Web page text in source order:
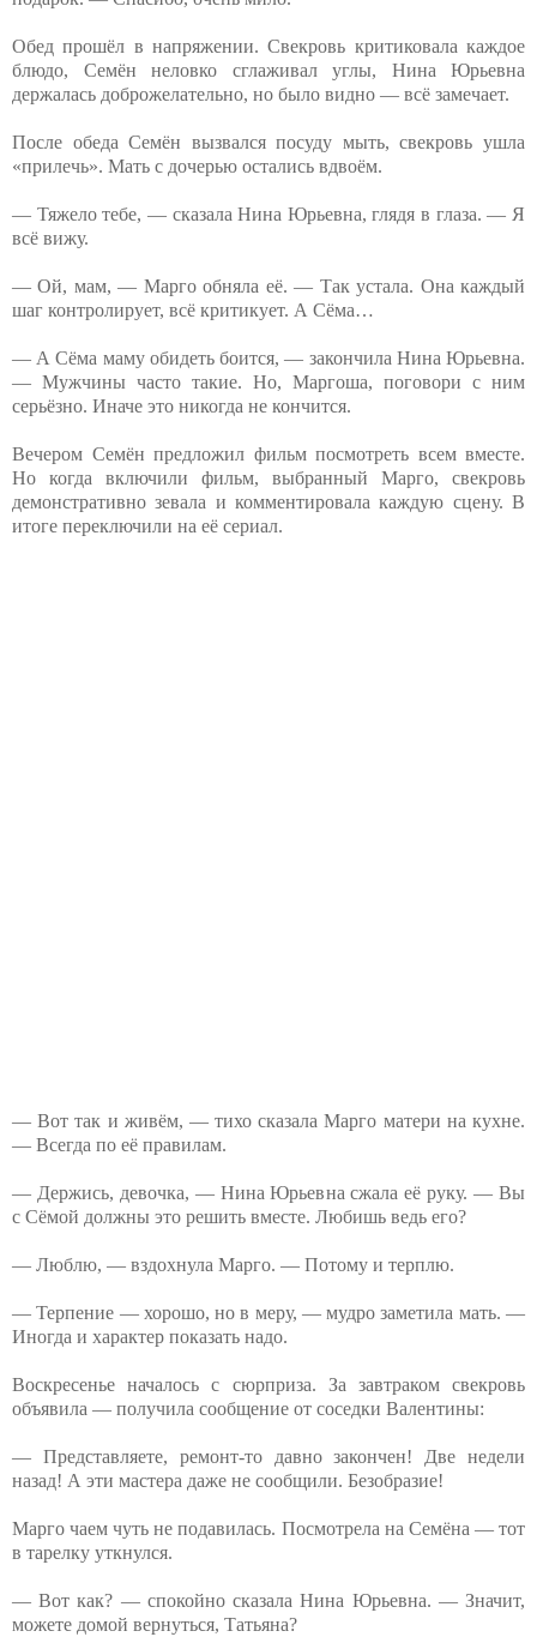
Обед прошёл в напряжении. Свекровь критиковала каждое
блюдо, Семён неловко сглаживал углы, Нина Юрьевна
держалась доброжелательно, но было видно — всё замечает.
После обеда Семён вызвался посуду мыть, свекровь ушла
«прилечь». Мать с дочерью остались вдвоём.
— Тяжело тебе, — сказала Нина Юрьевна, глядя в глаза. — Я
всё вижу.
— Ой, мам, — Марго обняла её. — Так устала. Она каждый
шаг контролирует, всё критикует. А Сёма…
— А Сёма маму обидеть боится, — закончила Нина Юрьевна.
— Мужчины часто такие. Но, Маргоша, поговори с ним
серьёзно. Иначе это никогда не кончится.
Вечером Семён предложил фильм посмотреть всем вместе.
Но когда включили фильм, выбранный Марго, свекровь
демонстративно зевала и комментировала каждую сцену. В
итоге переключили на её сериал.
— Вот так и живём, — тихо сказала Марго матери на кухне.
— Всегда по её правилам.
— Держись, девочка, — Нина Юрьевна сжала её руку. — Вы
с Сёмой должны это решить вместе. Любишь ведь его?
— Люблю, — вздохнула Марго. — Потому и терплю.
— Терпение — хорошо, но в меру, — мудро заметила мать. —
Иногда и характер показать надо.
Воскресенье началось с сюрприза. За завтраком свекровь
объявила — получила сообщение от соседки Валентины:
— Представляете, ремонт-то давно закончен! Две недели
назад! А эти мастера даже не сообщили. Безобразие!
Марго чаем чуть не подавилась. Посмотрела на Семёна — тот
в тарелку уткнулся.
— Вот как? — спокойно сказала Нина Юрьевна. — Значит,
можете домой вернуться, Татьяна?